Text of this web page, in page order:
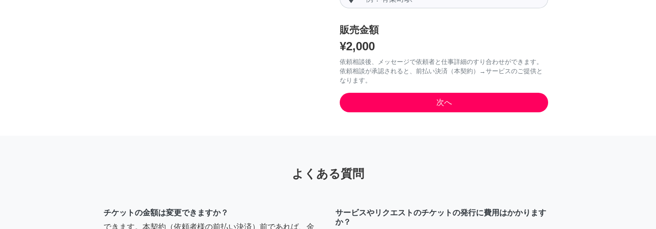
販売金額
¥2,000
依頼相談後、メッセージで依頼者と仕事詳細のすり合わせができます。
依頼相談が承認されると、前払い決済（本契約）→サービスのご提供と
なります。
よくある質問
チケットの金額は変更できますか？
できます。本契約（依頼者様の前払い決済）前であれば、金
サービスやリクエストのチケットの発行に費用はかかります
か？